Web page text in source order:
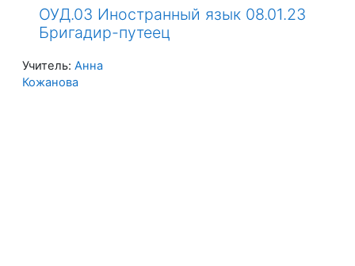
ОУД.03 Иностранный язык 08.01.23
Бригадир-путеец
Учитель: Анна
Кожанова